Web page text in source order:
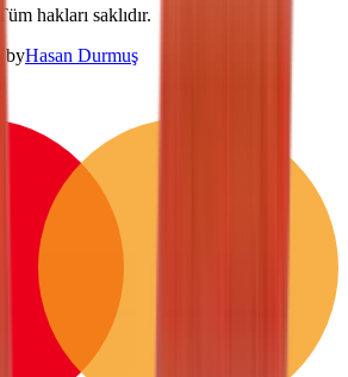
Tüm hakları saklıdır.
byHasan Durmuş